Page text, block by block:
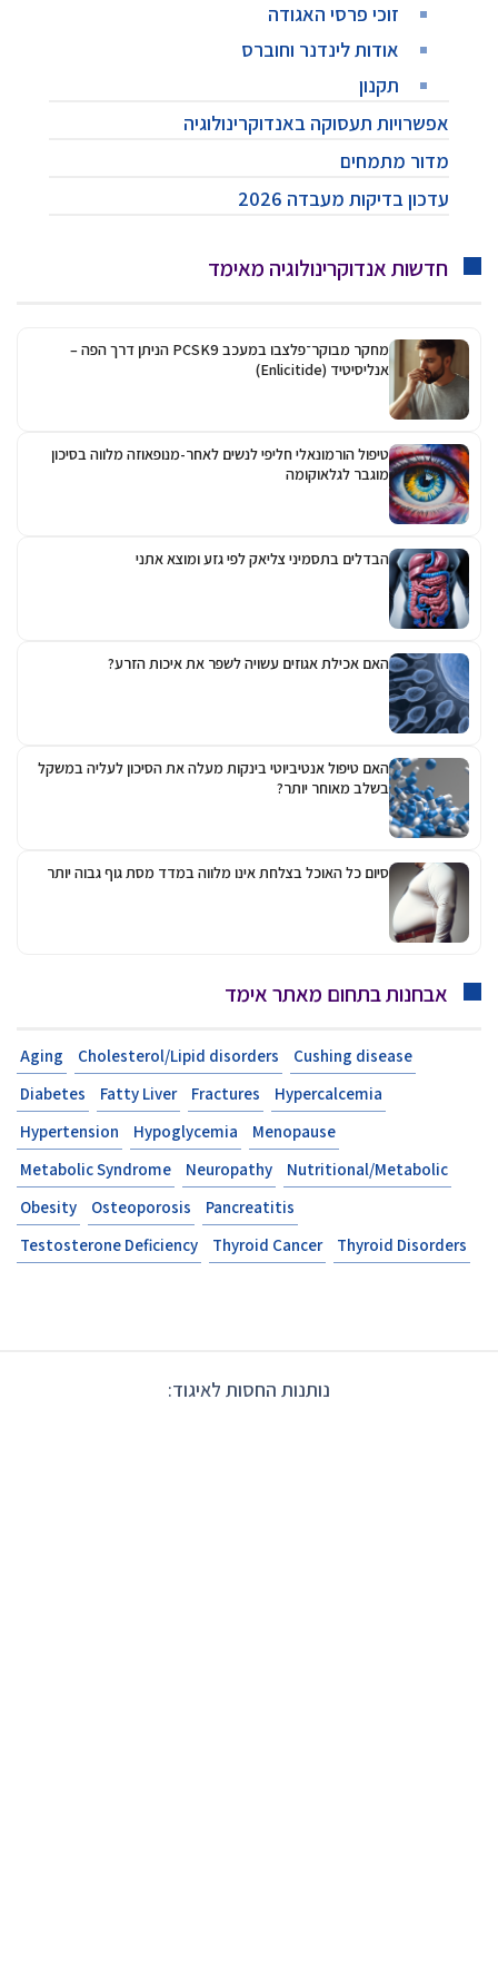
זוכי פרסי האגודה
אודות לינדנר וחוברס
תקנון
אפשרויות תעסוקה באנדוקרינולוגיה
מדור מתמחים
עדכון בדיקות מעבדה 2026
חדשות אנדוקרינולוגיה מאימד
מחקר מבוקר־פלצבו במעכב PCSK9 הניתן דרך הפה –
אנליסיטיד (Enlicitide)
טיפול הורמונאלי חליפי לנשים לאחר-מנופאוזה מלווה בסיכון
מוגבר לגלאוקומה
הבדלים בתסמיני צליאק לפי גזע ומוצא אתני
האם אכילת אגוזים עשויה לשפר את איכות הזרע?
האם טיפול אנטיביוטי בינקות מעלה את הסיכון לעליה במשקל
בשלב מאוחר יותר?
סיום כל האוכל בצלחת אינו מלווה במדד מסת גוף גבוה יותר
אבחנות בתחום מאתר אימד
Aging Cholesterol/Lipid disorders
Cushing disease
Diabetes
Fatty Liver Fractures
Hypercalcemia
Hypertension
Hypoglycemia
Menopause
Metabolic Syndrome
Neuropathy
Nutritional/Metabolic
Obesity
Osteoporosis
Pancreatitis
Testosterone Deficiency
Thyroid Cancer Thyroid Disorders
נותנות החסות לאיגוד: